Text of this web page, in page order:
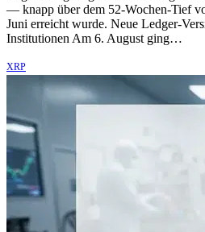
— knapp über dem 52-Wochen-Tief
Juni erreicht wurde. Neue Ledger-
Institutionen Am 6. August ging…
XRP